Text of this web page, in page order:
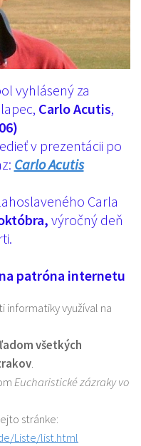
vyhlásený za
Carlo Acutis,
v prezentácii po
Carlo Acutis
Carla
výročný deň
patróna internetu
informatiky využíval na
všetkých
.
Eucharistické zázraky vo
stránke:
Liste/list.html